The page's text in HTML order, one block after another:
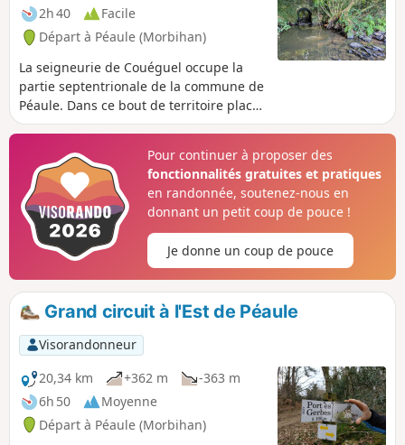
2h 40
Facile
Départ à Péaule (Morbihan)
La seigneurie de Couéguel occupe la
partie septentrionale de la commune de
Péaule. Dans ce bout de territoire placé
en limite de la commune de Limerzel,
ruisseau.C'est aussi un lieu propice à
une agréable balade entre landes et
vallons arborés où coulent de paisibles
ruisseaux.
Pour continuer à proposer des
fonctionnalités gratuites et pratiques
en randonnée, soutenez-nous en
donnant un petit coup de pouce !
Je donne un coup de pouce
Grand circuit à l'Est de Péaule
Visorandonneur
20,34 km
+362 m
-363 m
6h 50
Moyenne
Départ à Péaule (Morbihan)